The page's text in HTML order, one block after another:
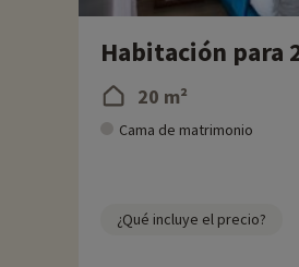
Habitación para
20 m²
Cama de matrimonio
¿Qué incluye el precio?